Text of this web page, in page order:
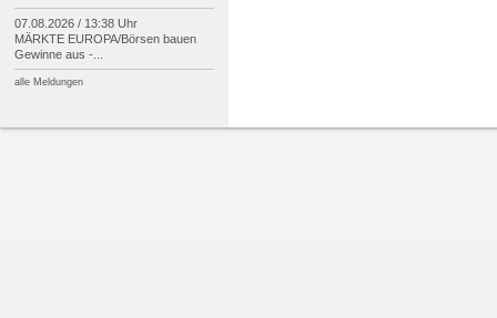
07.08.2026 / 13:38 Uhr
MÄRKTE EUROPA/Börsen bauen
Gewinne aus -
alle Meldungen